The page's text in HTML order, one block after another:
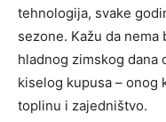
tehnologija, svake
sezone. Kažu da
hladnog zimskog
kiselog kupusa – onog
toplinu i zajedništvo.